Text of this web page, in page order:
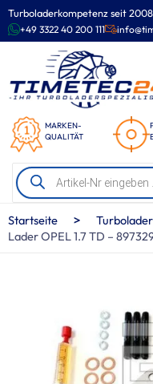
Turboladerkompetenz seit
+49 3322 40 200 111
MARKEN-
QUALITÄT
Products
search
Zum
Inhalt
springen
Startseite > Turbolader
Lader OPEL 1.7 TD –